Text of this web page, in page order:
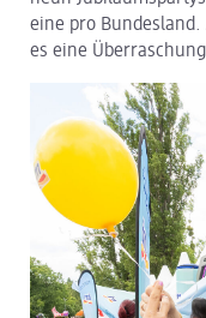
PAYBACK
Über dm
Pressekontakt
ACTIVE BEAUTY
eine pro
es eine